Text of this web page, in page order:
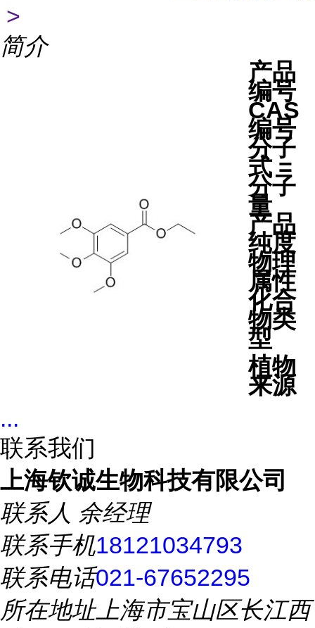
>
简介
产品
编号
CAS
编号
分子
式 =
分子
量
产品
纯度
物理
属性
化合
物类
型
植物
来源
...
联系我们
上海钦诚生物科技有限公司
联系人 余经理
联系手机18121034793
联系电话021-67652295
所在地址上海市宝山区长江西